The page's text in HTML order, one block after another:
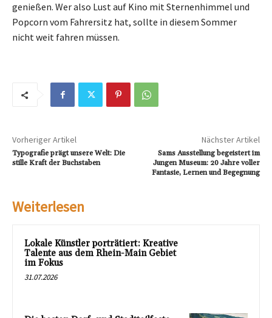
genießen. Wer also Lust auf Kino mit Sternenhimmel und
Popcorn vom Fahrersitz hat, sollte in diesem Sommer
nicht weit fahren müssen.
Vorheriger Artikel
Typografie prägt unsere Welt: Die
stille Kraft der Buchstaben
Nächster Artikel
Sams Ausstellung begeistert im
Jungen Museum: 20 Jahre voller
Fantasie, Lernen und Begegnung
Weiterlesen
Lokale Künstler porträtiert: Kreative
Talente aus dem Rhein-Main Gebiet
im Fokus
31.07.2026